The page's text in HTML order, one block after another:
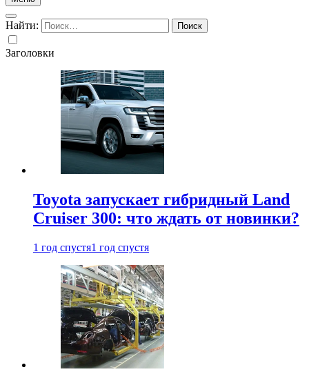
Найти:
Заголовки
Toyota запускает гибридный Land
Cruiser 300: что ждать от новинки?
1 год спустя1 год спустя